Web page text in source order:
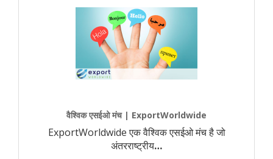
वैश्विक एसईओ मंच | ExportWorldwide
ExportWorldwide एक वैश्विक एसईओ मंच है जो
अंतरराष्ट्रीय…